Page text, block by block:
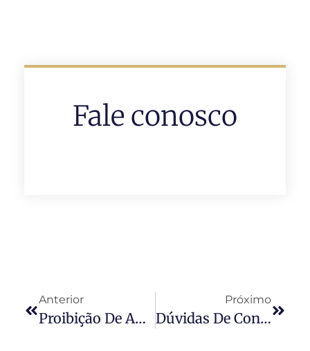
Fale conosco
Anterior
Proibição De Animais Em Condomínio
Próximo
Dúvidas De Condomínio